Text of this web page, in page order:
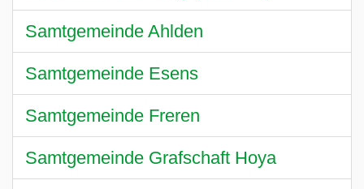
Samtgemeinde Ahlden
Samtgemeinde Esens
Samtgemeinde Freren
Samtgemeinde Grafschaft Hoya